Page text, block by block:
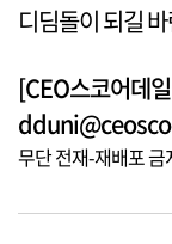
디딤돌이 되길
[CEO스코어데
무단 전재-재배포